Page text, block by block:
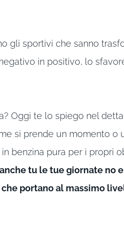
gli sportivi che sanno
in positivo, lo
Oggi te lo spiego nel
si prende un momento o
benzina pura per i propri
tu le tue giornate no
portano al massimo